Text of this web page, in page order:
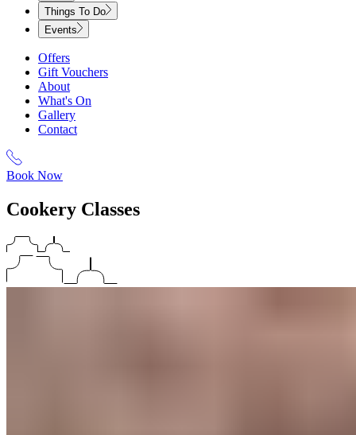
Things To Do
Events
Offers
Gift Vouchers
About
What's On
Gallery
Contact
Book Now
Cookery Classes​​​​‌ ‍ ​‍​‍‌‍ ‌ ​‍‌‍‍‌‌‍‌ ‌‍‍‌‌‍ ‍​‍​‍​ ‍‍​‍​‍‌ ​ ‌‍​‌‌‍ ‍‌‍‍‌‌ ‌​‌ ‍‌​‍ ‍‌‍‍‌‌‍ ​‍​‍​‍ ​​‍​‍‌‍‍​‌ ​‍‌‍‌‌‌‍‌‍​‍​‍​ ‍‍​‍​‍‌‍‍​‌ ‌​‌ ‌​‌ ​​‌ ​ ​ ‍‍​‍ ​‍ ‌‍ ​​‍ ‌‌‍​‌‌‍ ‍‌‍‌​​‍ ‌‌ ​‍​‍ ‌‌‍‍​‌‍ ‌ ‌​‌‍‌‌‌‍ ​‌ ​ ​‍ ‌‌ ​ ‌ ‌​‌ ‌‌‌‍‌​‌‍‍‌‌‍ ​‍ ‍‌ ‌‍‌‍‌‌‌ ​‍‌‍​ ‌‍‌‌‌‍ ​​‍ ‍‌‍​‌‌ ​​‌ ​​​‍ ‌‍‍‌‌‍ ‍‌ ‌​‌‍‌‌‌‍ ‍‌ ‌​​‍ ‌‍‌‌‌‍‌​‌‍‍‌‌ ‌​​‍ ‌‍ ‌‌‍ ‌‍‌​‌‍‌‌​ ‌‌ ​​‌ ​‍‌‍‌‌‌ ​ ‌‍‌‌‌‍ ‍‌ ‌​‌‍​‌‌ ‌​‌‍‍‌‌‍ ‌‍ ‍​ ‍ ‌‍‍‌‌‍‌​​ ‌‌‍‍​‌‍ ‌ ‌​‌‍‌‌‌‍ ​‌​​ ‌‍ ​‌‍​‌‌ ​ ‌ ​ ‌​‍‌‌‍ ‍‌‍‌​‌‍‌‌‌ ‍​​‍ ‌​ ‍‌​ ​ ​ ‌‌​ ‌‌​ ​‍‌‍​‌​ ‌‍‌‍​ ​‍ ‌​ ​​​ ​‌‌‍‌​​ ‍‌​‍ ‌​ ‌​​ ‌‍​ ‌‌‌‍‌​​‍ ‌‌‍​‍​ ‌ ​ ​ ​ ‌‍​‍ ‌​ ‌‍​ ‍​​ ‌​‌‍​‍‌‍​ ​ ‌‌​ ​‍‌‍​‍​ ‌‍​ ​​​ ‌‌​ ‌‌​ ‍ ‌ ‌​‌ ‍‌‌ ​​‌‍‌‌​ ‌‌‍‍​‌‍ ‌ ‌​‌‍‌‌‌‍ ​‌​​ ‌‍ ​‌‍​‌‌ ​ ‌ ​ ‌​‍‌‌‍ ‍‌‍‌​‌‍‌‌‌ ‍​​ ‍ ‌ ​​‌‍​‌‌ ‌​‌‍‍​​ ‌‌ ​​‌‍​‌‌‍‌ ‌‍‌‌‌​​‍‌ ‌‌‌‍‍‌‌‍ ​‌‍‌​‌‍‌‌‌ ​‍​‍‌‌​ ‌‌‌​​‍‌‌ ‌‍‍ ‌‍‌‌‌ ‍‌​‍‌‌​ ​ ‌​‌​​‍‌‌​ ​ ‌​‌​​‍‌‌​ ​‍​ ​‍‌‍​‍‌‍​‍​ ​​​ ​‍​ ‌‌​ ‌‍​ ​ ‌‍​ ​ ​‍​ ​​​ ‌‍​ ‍‌​‍‌‌​ ​‍​ ​‍​‍‌‌​ ‌‌‌​‌​​‍ ‍‌‍‍​‌‍‌‌‌‍​‌‌‍‌​‌‍‍‌‌‍ ‍‌‍‌ ​ ‌‍​‍‌‍​‌‌ ​ ‌‍‌‌‌‌‌‌‌ ​‍‌‍ ​​ ‌‌‍‍​‌ ‌​‌ ‌​‌ ​​‌ ​ ​‍‌‌​ ​ ‌​​‌​‍‌‌​ ​‍‌​‌‍​‍‌‌​ ​‍‌​‌‍‌‍ ​​‍ ‌‌‍​‌‌‍ ‍‌‍‌​​‍ ‌‌ ​‍​‍ ‌‌‍‍​‌‍ ‌ ‌​‌‍‌‌‌‍ ​‌ ​ ​‍ ‌‌ ​ ‌ ‌​‌ ‌‌‌‍‌​‌‍‍‌‌‍ ​‍ ‍‌ ‌‍‌‍‌‌‌ ​‍‌‍​ ‌‍‌‌‌‍ ​​‍ ‍‌‍​‌‌ ​​‌ ​​​‍‌‍‌‍‍‌‌‍‌​​ ‌‌‍‍​‌‍ ‌ ‌​‌‍‌‌‌‍ ​‌​​ ‌‍ ​‌‍​‌‌ ​ ‌ ​ ‌​‍‌‌‍ ‍‌‍‌​‌‍‌‌‌ ‍​​‍ ‌​ ‍‌​ ​ ​ ‌‌​ ‌‌​ ​‍‌‍​‌​ ‌‍‌‍​ ​‍ ‌​ ​​​ ​‌‌‍‌​​ ‍‌​‍ ‌​ ‌​​ ‌‍​ ‌‌‌‍‌​​‍ ‌‌‍​‍​ ‌ ​ ​ ​ ‌‍​‍ ‌​ ‌‍​ ‍​​ ‌​‌‍​‍‌‍​ ​ ‌‌​ ​‍‌‍​‍​ ‌‍​ ​​​ ‌‌​ ‌‌​‍‌‍‌ ‌​‌ ‍‌‌ ​​‌‍‌‌​ ‌‌‍‍​‌‍ ‌ ‌​‌‍‌‌‌‍ ​‌​​ ‌‍ ​‌‍​‌‌ ​ ‌ ​ ‌​‍‌‌‍ ‍‌‍‌​‌‍‌‌‌ ‍​​‍‌‍‌ ​​‌‍​‌‌ ‌​‌‍‍​​ ‌‌ ​​‌‍​‌‌‍‌ ‌‍‌‌‌​​‍‌ ‌‌‌‍‍‌‌‍ ​‌‍‌​‌‍‌‌‌ ​‍​‍‌‌​ ‌‌‌​​‍‌‌ ‌‍‍ ‌‍‌‌‌ ‍‌​‍‌‌​ ​ ‌​‌​​‍‌‌​ ​ ‌​‌​​‍‌‌​ ​‍​ ​‍‌‍​‍‌‍​‍​ ​​​ ​‍​ ‌‌​ ‌‍​ ​ ‌‍​ ​ ​‍​ ​​​ ‌‍​ ‍‌​‍‌‌​ ​‍​ ​‍​‍‌‌​ ‌‌‌​‌​​‍ ‍‌‍‍​‌‍‌‌‌‍​‌‌‍‌​‌‍‍‌‌‍ ‍‌‍‌ ​‍‌‍‌ ​​‌‍‌‌‌ ​‍‌ ​ ‌ ​​‌‍‌‌‌‍​ ‌ ‌​‌‍‍‌‌ ‌‍‌‍‌‌​ ‌‌ ​​‌ ‌‌‌‍​‍‌‍ ​‌‍‍‌‌ ​ ‌‍‍​‌‍‌‌‌‍‌​​‍​‍‌ ‌